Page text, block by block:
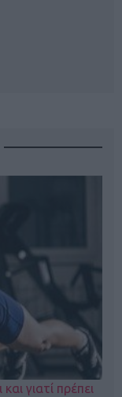
γιατί πρέπει